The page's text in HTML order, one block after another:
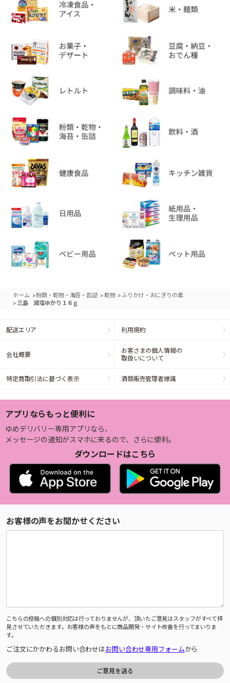
ホーム >粉類・乾物・海苔・缶詰 >乾物 >ふりかけ・おにぎりの素
> 三島 減塩ゆかり１６ｇ
配送エリア 利用規約
会社概要
お客さまの個人情報の
取扱いについて
特定商取引法に基づく表示 酒類販売管理者標識
アプリならもっと便利に
ゆめデリバリー専用アプリなら、
メッセージの通知がスマホに来るので、さらに便利。
ダウンロードはこちら
お客様の声をお聞かせください
こちらの投稿への個別対応は行っておりませんが、頂いたご意見はスタッフがすべて拝
見させていただきます。お客様の声をもとに商品開発・サイト改善を行ってまいりま
す。
ご注文にかかわるお問い合わせはお問い合わせ専用フォームから